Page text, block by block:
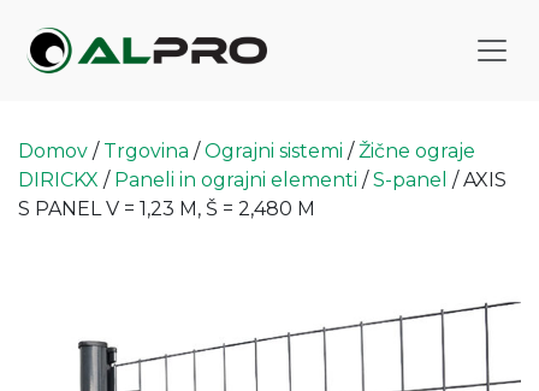
Domov / Trgovina /Ograjni sistemi /Žične ograje
DIRICKX / Paneli in ograjni elementi /S-panel / AXIS
S PANEL V = 1,23 M, Š = 2,480 M